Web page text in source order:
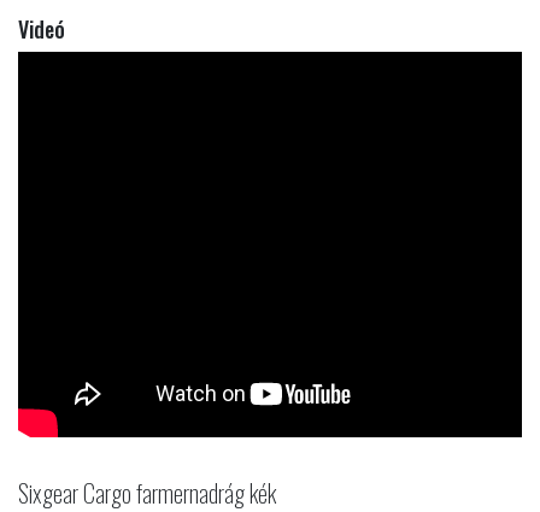
Videó
Sixgear Cargo farmernadrág kék